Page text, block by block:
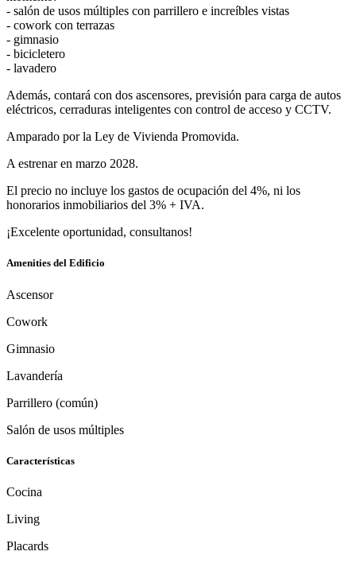
- salón de usos múltiples con parrillero e increíbles vistas
- cowork con terrazas
- gimnasio
- bicicletero
- lavadero
Además, contará con dos ascensores, previsión para carga de autos
eléctricos, cerraduras inteligentes con control de acceso y CCTV.
Amparado por la Ley de Vivienda Promovida.
A estrenar en marzo 2028.
El precio no incluye los gastos de ocupación del 4%, ni los
honorarios inmobiliarios del 3% + IVA.
¡Excelente oportunidad, consultanos!
Amenities del Edificio
Ascensor
Cowork
Gimnasio
Lavandería
Parrillero (común)
Salón de usos múltiples
Características
Cocina
Living
Placards